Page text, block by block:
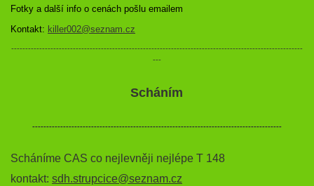
Fotky a další info o cenách pošlu emailem
Kontakt: killer002@seznam.cz
--------------------------------------------------------------------------------------------------------
---
Scháním
-----------------------------------------------------------------------------------------
Scháníme CAS co nejlevněji nejlépe T 148
kontakt: sdh.strupcice@seznam.cz